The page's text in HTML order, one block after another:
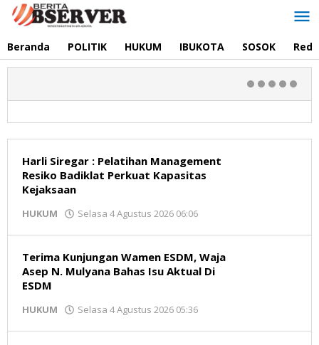
Lewati
Beranda POLITIK HUKUM IBUKOTA SOSOK
Berita
Observer
Harli Siregar : Pelatihan Management
Resiko Badiklat Perkuat Kapasitas
Kejaksaan
HUKUM Selasa 4 Agustus 2026 06:06
Terima Kunjungan Wamen ESDM, Waja
Asep N. Mulyana Bahas Isu Aktual Di
ESDM
HUKUM Selasa 4 Agustus 2026 05:36